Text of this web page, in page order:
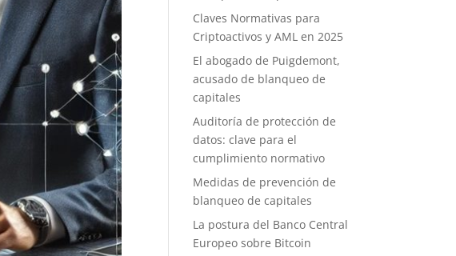
Claves Normativas para
Criptoactivos y AML en 2025
El abogado de Puigdemont,
acusado de blanqueo de
capitales
Auditoría de protección de
datos: clave para el
cumplimiento normativo
Medidas de prevención de
blanqueo de capitales
La postura del Banco Central
Europeo sobre Bitcoin